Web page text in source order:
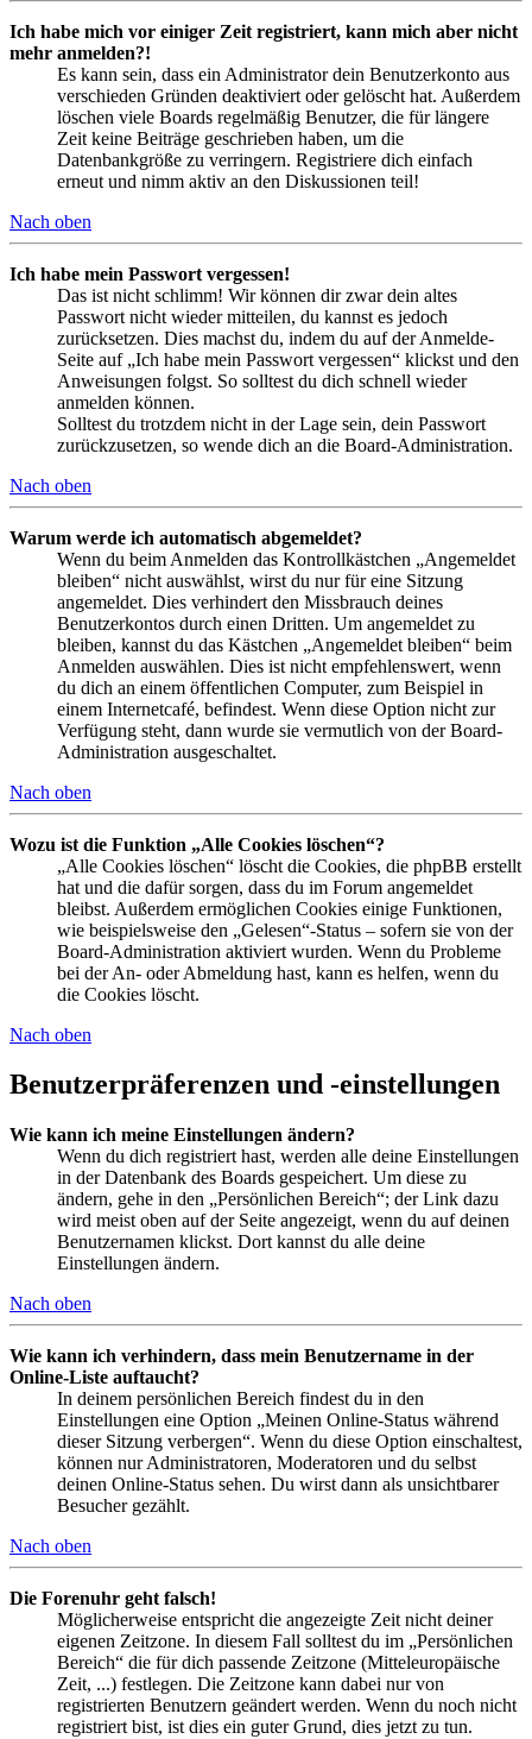
Ich habe mich vor einiger Zeit registriert, kann mich aber nicht
mehr anmelden?!
Es kann sein, dass ein Administrator dein Benutzerkonto aus
verschieden Gründen deaktiviert oder gelöscht hat. Außerdem
löschen viele Boards regelmäßig Benutzer, die für längere
Zeit keine Beiträge geschrieben haben, um die
Datenbankgröße zu verringern. Registriere dich einfach
erneut und nimm aktiv an den Diskussionen teil!
Nach oben
Ich habe mein Passwort vergessen!
Das ist nicht schlimm! Wir können dir zwar dein altes
Passwort nicht wieder mitteilen, du kannst es jedoch
zurücksetzen. Dies machst du, indem du auf der Anmelde-
Seite auf „Ich habe mein Passwort vergessen“ klickst und den
Anweisungen folgst. So solltest du dich schnell wieder
anmelden können.
Solltest du trotzdem nicht in der Lage sein, dein Passwort
zurückzusetzen, so wende dich an die Board-Administration.
Nach oben
Warum werde ich automatisch abgemeldet?
Wenn du beim Anmelden das Kontrollkästchen „Angemeldet
bleiben“ nicht auswählst, wirst du nur für eine Sitzung
angemeldet. Dies verhindert den Missbrauch deines
Benutzerkontos durch einen Dritten. Um angemeldet zu
bleiben, kannst du das Kästchen „Angemeldet bleiben“ beim
Anmelden auswählen. Dies ist nicht empfehlenswert, wenn
du dich an einem öffentlichen Computer, zum Beispiel in
einem Internetcafé, befindest. Wenn diese Option nicht zur
Verfügung steht, dann wurde sie vermutlich von der Board-
Administration ausgeschaltet.
Nach oben
Wozu ist die Funktion „Alle Cookies löschen“?
„Alle Cookies löschen“ löscht die Cookies, die phpBB erstellt
hat und die dafür sorgen, dass du im Forum angemeldet
bleibst. Außerdem ermöglichen Cookies einige Funktionen,
wie beispielsweise den „Gelesen“-Status – sofern sie von der
Board-Administration aktiviert wurden. Wenn du Probleme
bei der An- oder Abmeldung hast, kann es helfen, wenn du
die Cookies löscht.
Nach oben
Benutzerpräferenzen und -einstellungen
Wie kann ich meine Einstellungen ändern?
Wenn du dich registriert hast, werden alle deine Einstellungen
in der Datenbank des Boards gespeichert. Um diese zu
ändern, gehe in den „Persönlichen Bereich“; der Link dazu
wird meist oben auf der Seite angezeigt, wenn du auf deinen
Benutzernamen klickst. Dort kannst du alle deine
Einstellungen ändern.
Nach oben
Wie kann ich verhindern, dass mein Benutzername in der
Online-Liste auftaucht?
In deinem persönlichen Bereich findest du in den
Einstellungen eine Option „Meinen Online-Status während
dieser Sitzung verbergen“. Wenn du diese Option einschaltest,
können nur Administratoren, Moderatoren und du selbst
deinen Online-Status sehen. Du wirst dann als unsichtbarer
Besucher gezählt.
Nach oben
Die Forenuhr geht falsch!
Möglicherweise entspricht die angezeigte Zeit nicht deiner
eigenen Zeitzone. In diesem Fall solltest du im „Persönlichen
Bereich“ die für dich passende Zeitzone (Mitteleuropäische
Zeit, ...) festlegen. Die Zeitzone kann dabei nur von
registrierten Benutzern geändert werden. Wenn du noch nicht
registriert bist, ist dies ein guter Grund, dies jetzt zu tun.